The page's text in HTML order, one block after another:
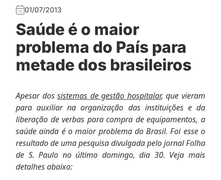
01/07/2013
Saúde é o maior
problema do País para
metade dos brasileiros
Apesar dossistemas de gestão hospitalar, que vieram
para auxiliar na organização das instituições e da
liberação de verbas para compra de equipamentos, a
saúde ainda é o maior problema do Brasil. Foi esse o
resultado de uma pesquisa divulgada pelo jornal Folha
de S. Paulo no último domingo, dia 30. Veja mais
detalhes abaixo: